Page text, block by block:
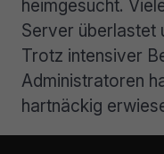
heimgesucht.
Server überlastet
Trotz intensiver
Administratoren
hartnäckig